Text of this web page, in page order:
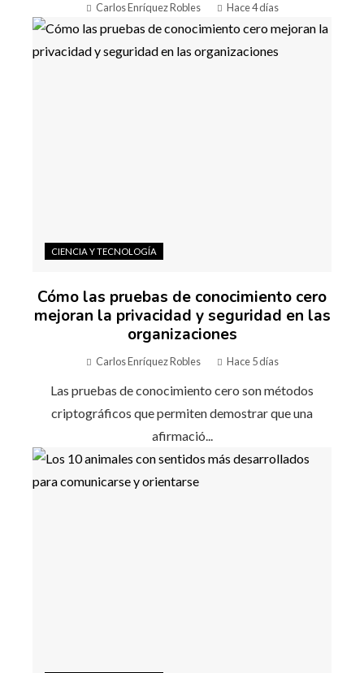
Carlos Enríquez Robles Hace 4 días
CIENCIA Y TECNOLOGÍA
Cómo las pruebas de conocimiento cero
mejoran la privacidad y seguridad en las
organizaciones
Carlos Enríquez Robles Hace 5 días
Las pruebas de conocimiento cero son métodos
criptográficos que permiten demostrar que una
afirmació...